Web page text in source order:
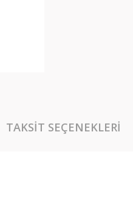
TAKSIT SEÇENEKLERI